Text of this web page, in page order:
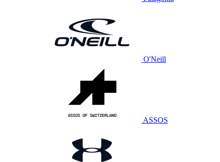
O'Neill
ASSOS